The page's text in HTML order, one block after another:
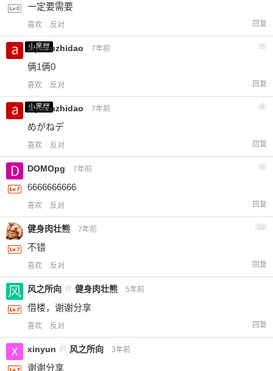
一定要需要
喜欢 反对 回复
小黑屋
aiyabuzhidao 7年前 7
俩1俩0
喜欢 反对 回复
小黑屋
aiyabuzhidao 7年前
めがねデ
喜欢 反对 回复
DOMOpg 7年前 9
6666666666
喜欢 反对 回复
健身肉壮熊 7年前
不错
喜欢 反对 回复
风之所向 @ 健身肉壮熊 5年前
借楼，谢谢分享
喜欢 反对 回复
xinyun @ 风之所向 3年前
谢谢分享